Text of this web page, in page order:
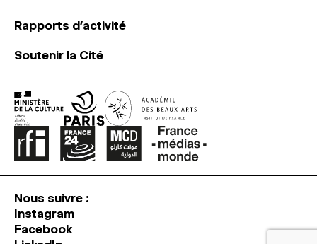
Rapports d’activité
Soutenir la Cité
Nous suivre :
Instagram
Facebook